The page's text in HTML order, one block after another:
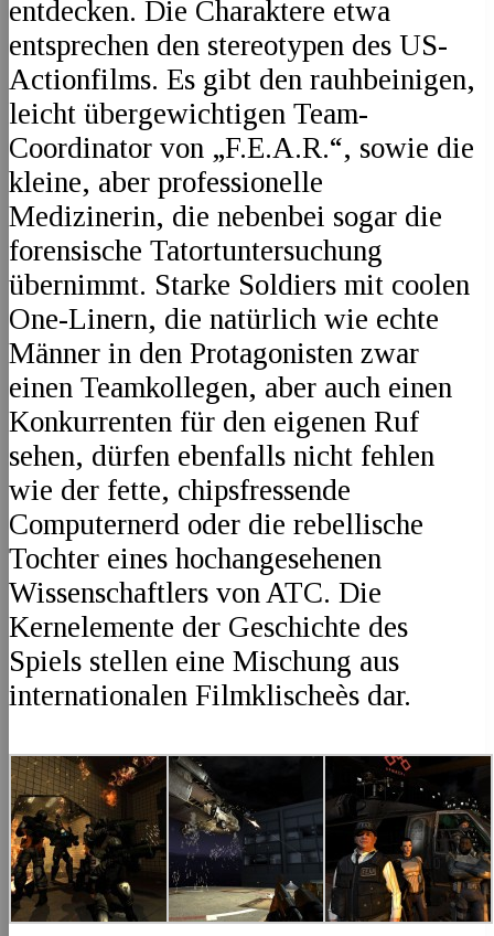
entdecken. Die Charaktere etwa
entsprechen den stereotypen des US-
Actionfilms. Es gibt den rauhbeinigen,
leicht übergewichtigen Team-
Coordinator von „F.E.A.R.“, sowie die
kleine, aber professionelle
Medizinerin, die nebenbei sogar die
forensische Tatortuntersuchung
übernimmt. Starke Soldiers mit coolen
One-Linern, die natürlich wie echte
Männer in den Protagonisten zwar
einen Teamkollegen, aber auch einen
Konkurrenten für den eigenen Ruf
sehen, dürfen ebenfalls nicht fehlen
wie der fette, chipsfressende
Computernerd oder die rebellische
Tochter eines hochangesehenen
Wissenschaftlers von ATC. Die
Kernelemente der Geschichte des
Spiels stellen eine Mischung aus
internationalen Filmklischeès dar.